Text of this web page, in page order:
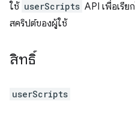
ใช้ userScripts API เพื่อเรี
สคริปต์ของผู้ใช้
สิทธิ์
userScripts